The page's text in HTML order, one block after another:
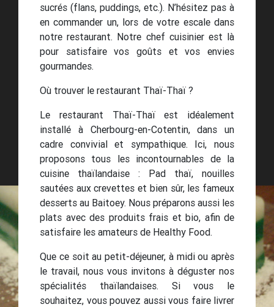
sucrés (flans, puddings, etc.). N’hésitez pas à
en commander un, lors de votre escale dans
notre restaurant. Notre chef cuisinier est là
pour satisfaire vos goûts et vos envies
gourmandes.
Où trouver le restaurant Thaï-Thaï ?
Le restaurant Thaï-Thaï est idéalement
installé à Cherbourg-en-Cotentin, dans un
cadre convivial et sympathique. Ici, nous
proposons tous les incontournables de la
cuisine thaïlandaise : Pad thaï, nouilles
sautées aux crevettes et bien sûr, les fameux
desserts au Baitoey. Nous préparons aussi les
plats avec des produits frais et bio, afin de
satisfaire les amateurs de Healthy Food.
Que ce soit au petit-déjeuner, à midi ou après
le travail, nous vous invitons à déguster nos
spécialités thaïlandaises. Si vous le
souhaitez, vous pouvez aussi vous faire livrer